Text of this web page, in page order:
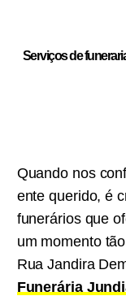
Serviços de
Quando nos
ente querido, é
funerários que
um momento
Rua Jandira
Funerária